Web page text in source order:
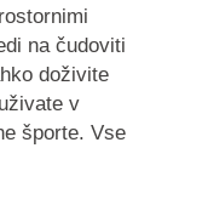
na čudoviti
doživite
v
športe. Vse